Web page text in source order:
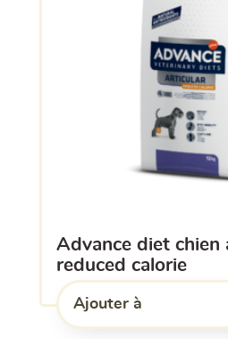
advance diet chien articular
reduced calorie
Ajouter à
l'une de mes listes.